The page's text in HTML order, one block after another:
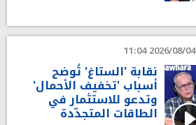
2026/08/04 11:04
نقابة 'الستاغ' تُوضح
أسباب 'تخفيف الأحمال'
وتدعو للاستثمار في
الطاقات المتجدّدة